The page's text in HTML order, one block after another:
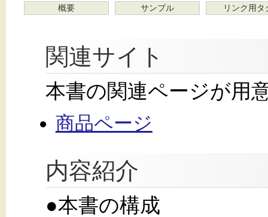
概要 サンプル リンク用タ
関連サイト
本書の関連ページが用
商品ページ
内容紹介
●本書の構成